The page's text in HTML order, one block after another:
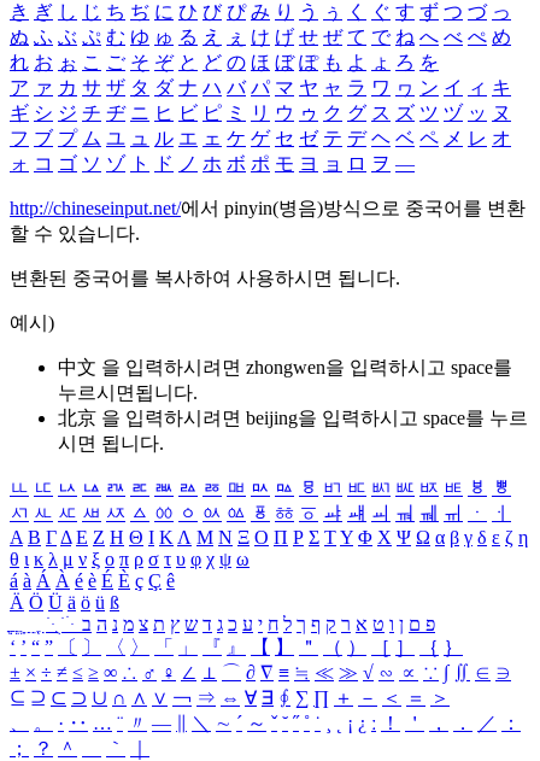
き ぎ し じ ち ぢ に ひ び ぴ み り う ぅ く ぐ す ず つ づ っ
ぬ ふ ぶ ぷ む ゆ ゅ る え ぇ け げ せ ぜ て で ね へ べ ぺ め
れ お ぉ こ ご そ ぞ と ど の ほ ぼ ぽ も よ ょ ろ を
ア ァ カ サ ザ タ ダ ナ ハ バ パ マ ヤ ャ ラ ワ ヮ ン イ ィ キ
ギ シ ジ チ ヂ ニ ヒ ビ ピ ミ リ ウ ゥ ク グ ス ズ ツ ヅ ッ ヌ
フ ブ プ ム ユ ュ ル エ ェ ケ ゲ セ ゼ テ デ ヘ ベ ペ メ レ オ
ォ コ ゴ ソ ゾ ト ド ノ ホ ボ ポ モ ヨ ョ ロ ヲ ―
http://chineseinput.net/에서 pinyin(병음)방식으로 중국어를 변환
할 수 있습니다.
변환된 중국어를 복사하여 사용하시면 됩니다.
예시)
中文 을 입력하시려면 zhongwen을 입력하시고 space를
누르시면됩니다.
北京 을 입력하시려면 beijing을 입력하시고 space를 누르
시면 됩니다.
ㅥ ㅦ ㅧ ㅨ ㅩ ㅪ ㅫ ㅬ ㅭ ㅮ ㅯ ㅰ ㅱ ㅲ ㅳ ㅴ ㅵ ㅶ ㅷ ㅸ
ㅹ
ㅺ ㅻ ㅼ ㅽ ㅾ ㅿ ㆀ ㆁ ㆂ ㆃ ㆄ ㆅ ㆆ ㆇ ㆈ ㆉ ㆊ ㆋ ㆌ ㆍ
ㆎ
Α Β ΓΔ Ε Ζ Η Θ Ι ΚΛ Μ Ν Ξ Ο Π Ρ Σ ΤΥ Φ Χ Ψ Ω α β γ δ ε ζ η
θ ι κ λ μ ν ξ ο π ρ σ τ υ φ χ ψ ω
á à Á À é è É È ç Ç ê
Ä Ö Ü ä ö ü ß
ִֶֹ ֻּ ׁׂ פ ם ן ו ט א ר ק ף ך ל ח י ע כ ג ד ש ץ ת צ מ נ ה ב
‘ ’ “ ” 〔 〕 〈 〉 「 」 『 』 【 】 ＂ （ ） ［ ］ ｛ ｝
± × ÷ ≠ ≤ ≥ ∞ ∴ ♂ ♀ ∠ ⊥ ⌒ ∂ ∇ ≡ ≒ ≪ ≫ √ ∽ ∝ ∵ ∫ ∬ ∈ ∋
⊆ ⊇ ⊂ ⊃ ∪ ∩ ∧ ∨ ￢ ⇒ ⇔ ∀ ∃ ∮ ∑ ∏ ＋ － ＜ ＝
＞
、
。 · ‥ … ¨ 〃 ― ＼ ∼ ´ ～ ˇ ˘ ˝ ˚ ˙ ¸ ¡ ¿ ː ！ ＇ ， ． ／
：
；
？ ＾ ｀